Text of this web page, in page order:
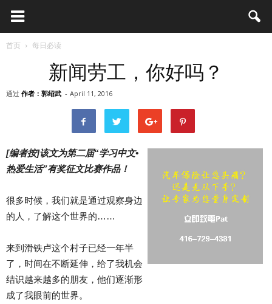
首页 每日必读
新闻劳工，你好吗？
通过 作者：郭绍武 - April 11, 2016
[编者按]该文为第二届“学习中文•
热爱生活”有奖征文比赛作品！
很多时候，我们就是通过观察身边
的人，了解这个世界的……
来到滑铁卢这个村子已经一年半
了，时间在不断延伸，给了我机会
结识越来越多的朋友，他们逐渐形
成了我眼前的世界。